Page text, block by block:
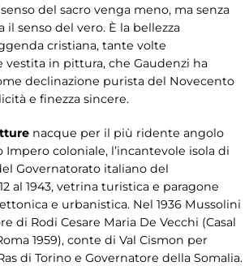
del sacro venga meno, ma senza
il senso del vero. È la bellezza
cristiana, tante volte
vestita in pittura, che Gaudenzi ha
declinazione purista del Novecento
e finezza sincere.
nacque per il più ridente angolo
coloniale, l’incantevole isola di
Governatorato italiano del
al 1943, vetrina turistica e paragone
e urbanistica. Nel 1936 Mussolini
di Rodi Cesare Maria De Vecchi (Casal
1959), conte di Val Cismon per
di Torino e Governatore della Somalia.